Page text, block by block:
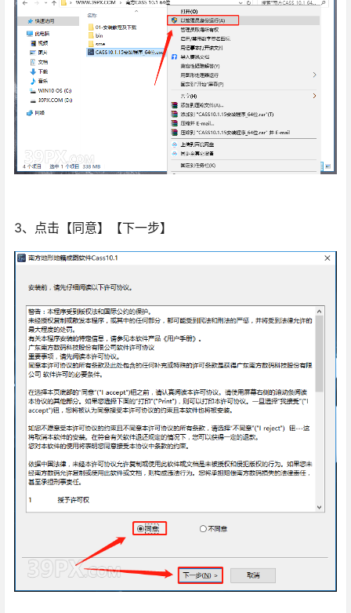
3、点击【同意】【下一步】